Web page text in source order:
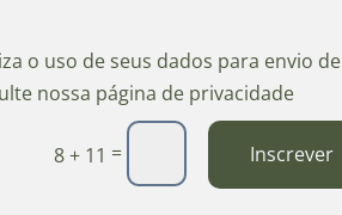
o uso de seus dados para envio de
nossa página de privacidade
8 + 11 = Inscrever